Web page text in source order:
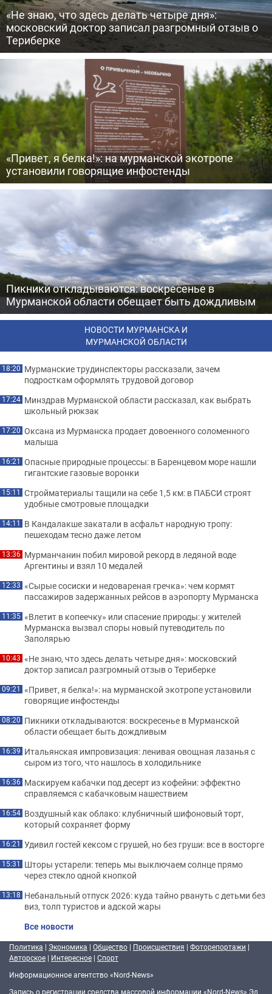
«Не знаю, что здесь делать четыре дня»:
московский доктор записал разгромный отзыв о
Териберке
«Привет, я белка!»: на мурманской экотропе
установили говорящие инфостенды
Пикники откладываются: воскресенье в
Мурманской области обещает быть дождливым
НОВОСТИ МУРМАНСКА И
МУРМАНСКОЙ ОБЛАСТИ
18:20 Мурманские трудинспекторы рассказали, зачем
подросткам оформлять трудовой договор
17:24 Минздрав Мурманской области рассказал, как выбрать
школьный рюкзак
17:20 Оксана из Мурманска продает довоенного соломенного
малыша
16:21 Опасные природные процессы: в Баренцевом море нашли
гигантские газовые воронки
15:11 Стройматериалы тащили на себе 1,5 км: в ПАБСИ строят
удобные смотровые площадки
14:11 В Кандалакше закатали в асфальт народную тропу:
пешеходам тесно даже летом
13:36 Мурманчанин побил мировой рекорд в ледяной воде
Аргентины и взял 10 медалей
12:33 «Сырые сосиски и недовареная гречка»: чем кормят
пассажиров задержанных рейсов в аэропорту Мурманска
11:35 «Влетит в копеечку» или спасение природы: у жителей
Мурманска вызвал споры новый путеводитель по
Заполярью
10:43 «Не знаю, что здесь делать четыре дня»: московский
доктор записал разгромный отзыв о Териберке
09:21 «Привет, я белка!»: на мурманской экотропе установили
говорящие инфостенды
08:20 Пикники откладываются: воскресенье в Мурманской
области обещает быть дождливым
16:39 Итальянская импровизация: ленивая овощная лазанья с
сыром из того, что нашлось в холодильнике
16:36 Маскируем кабачки под десерт из кофейни: эффектно
справляемся с кабачковым нашествием
16:54 Воздушный как облако: клубничный шифоновый торт,
который сохраняет форму
16:21 Удивил гостей кексом с грушей, но без груши: все в восторге
15:31 Шторы устарели: теперь мы выключаем солнце прямо
через стекло одной кнопкой
13:18 Небанальный отпуск 2026: куда тайно рвануть с детьми без
виз, толп туристов и адской жары
Все новости
Политика | Экономика | Общество | Происшествия | Фоторепортажи |
Авторское | Интересное | Спорт
Информационное агентство «Nord-News»
Запись о регистрации средства массовой информации «Nord-News» Эл